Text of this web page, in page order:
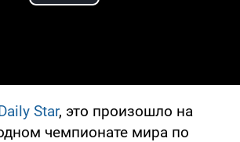
Star, это произошло на
чемпионате мира по